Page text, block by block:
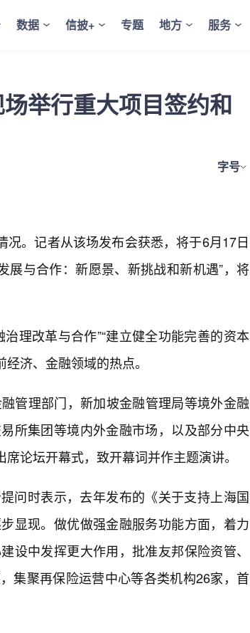
数据 信披+ 专题 地方 服务
举行重大项目签约和
字号
况。记者从该场发布会获悉，将于6月17日
展与合作：新愿景、新挑战和新机遇”，将
理改革与合作”“建立健全功能完善的资本
济、金融领域的热点。
管理部门，新加坡金融管理局等境外金融
所集团等境内外金融市场，以及部分中央
论坛开幕式，致开幕词并作主题演讲。
问时表示，去年发布的《关于支持上海国
显现。做优做强金融服务功能方面，着力
设中发挥更大作用，批准友邦保险资管、
集聚再保险运营中心等各类机构26家，首